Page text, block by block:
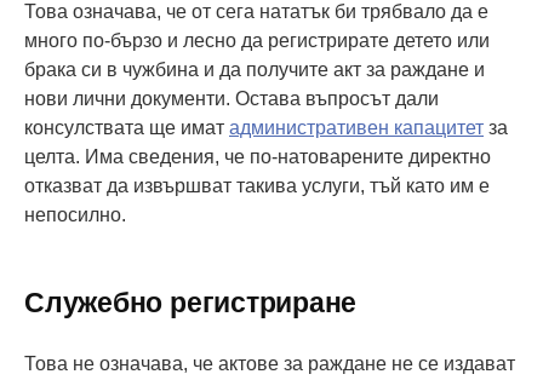
Това означава, че от сега нататък би трябвало да е
много по-бързо и лесно да регистрирате детето или
брака си в чужбина и да получите акт за раждане и
нови лични документи. Остава въпросът дали
консулствата ще имат административен капацитет за
целта. Има сведения, че по-натоварените директно
отказват да извършват такива услуги, тъй като им е
непосилно.
Служебно регистриране
Това не означава, че актове за раждане не се издават